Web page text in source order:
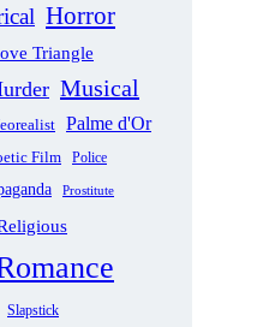
Horror
Triangle
Musical
Palme d'Or
Film Police
Prostitute
Slapstick